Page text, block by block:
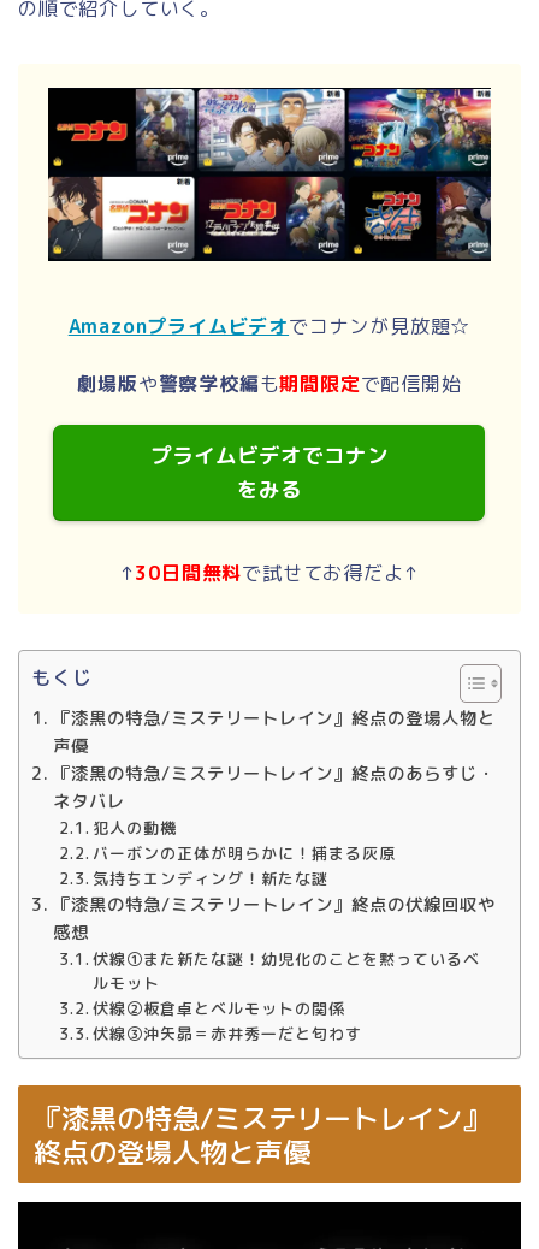
の順で紹介していく。
Amazonプライムビデオでコナンが見放題☆
劇場版や警察学校編も期間限定で配信開始
プライムビデオでコナン
をみる
↑30日間無料で試せてお得だよ↑
もくじ
『漆黒の特急/ミステリートレイン』終点の登場人物と
声優
『漆黒の特急/ミステリートレイン』終点のあらすじ・
ネタバレ
犯人の動機
バーボンの正体が明らかに！捕まる灰原
気持ちエンディング！新たな謎
『漆黒の特急/ミステリートレイン』終点の伏線回収や
感想
伏線①また新たな謎！幼児化のことを黙っているベ
ルモット
伏線②板倉卓とベルモットの関係
伏線③沖矢昴＝赤井秀一だと匂わす
『漆黒の特急/ミステリートレイン』
終点の登場人物と声優